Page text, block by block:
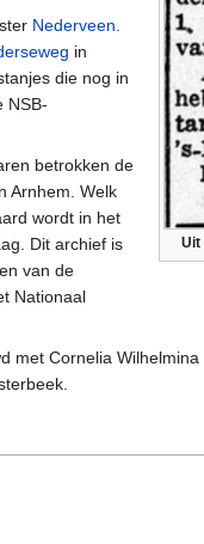
Uit
Nederveen.
in
die nog in
NSB-
betrokken de
Arnhem. Welk
wordt in het
Dit archief is
van de
Nationaal
met Cornelia